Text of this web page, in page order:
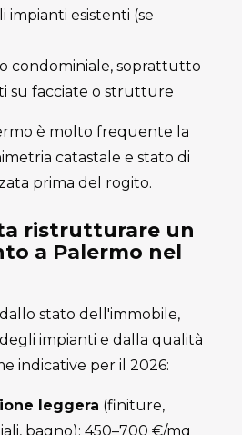
impianti esistenti (se
condominiale, soprattutto
su facciate o strutture
è molto frequente la
catastale e stato di
prima del rogito.
ristrutturare un
a Palermo nel
stato dell'immobile,
impianti e dalla qualità
indicative per il 2026:
leggera (finiture,
bagno): 450–700 €/mq